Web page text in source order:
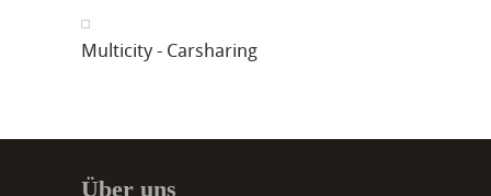
Multicity - Carsharing
Über uns